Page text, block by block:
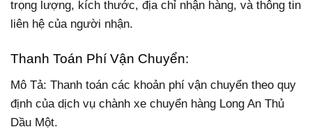
trọng lượng, kích thước, địa chỉ nhận hàng, và thông tin
liên hệ của người nhận.
Thanh Toán Phí Vận Chuyển:
Mô Tả: Thanh toán các khoản phí vận chuyển theo quy
định của dịch vụ chành xe chuyển hàng Long An Thủ
Dầu Một.